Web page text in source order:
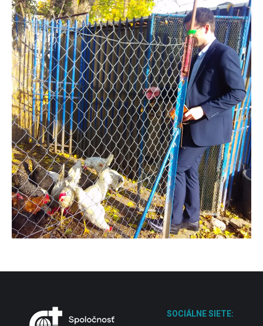
SOCIÁLNE SIETE: